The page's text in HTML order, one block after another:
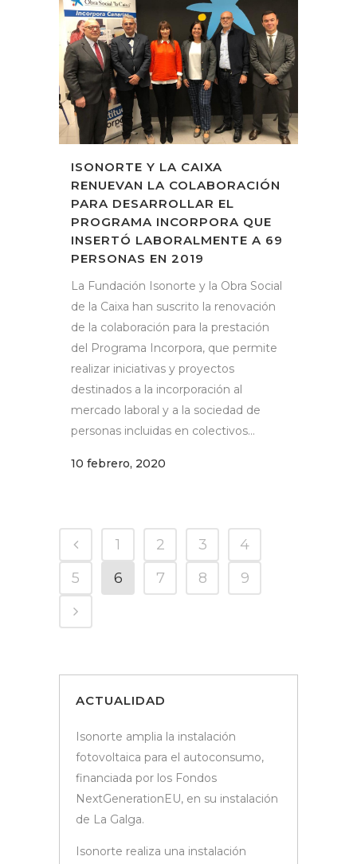
ISONORTE Y LA CAIXA
RENUEVAN LA COLABORACIÓN
PARA DESARROLLAR EL
PROGRAMA INCORPORA QUE
INSERTÓ LABORALMENTE A 69
PERSONAS EN 2019
La Fundación Isonorte y la Obra Social
de la Caixa han suscrito la renovación
de la colaboración para la prestación
del Programa Incorpora, que permite
realizar iniciativas y proyectos
destinados a la incorporación al
mercado laboral y a la sociedad de
personas incluidas en colectivos...
10 febrero, 2020
1 2 3
4
5
6 7 8 9
ACTUALIDAD
Isonorte amplia la instalación
fotovoltaica para el autoconsumo,
financiada por los Fondos
NextGenerationEU, en su instalación
de La Galga.
Isonorte realiza una instalación